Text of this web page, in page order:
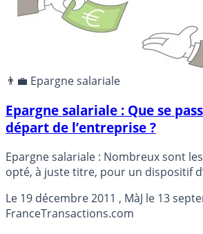
👨‍💼 Epargne salariale
Epargne salariale : Que se
départ de l’entreprise ?
Epargne salariale : Nombreux sont
opté, à juste titre, pour un dispositif d’épargne retraite
changement d’employeur ?
Le 19 décembre 2011 , MàJ le 13
FranceTransactions.com